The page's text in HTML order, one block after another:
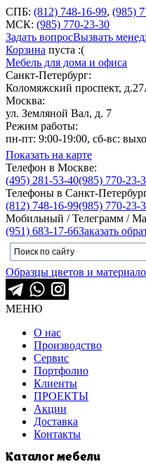
СПБ: (812) 748-16-99, (985)
МСК: (985) 770-23-30
Задать вопросВызвать
Корзина пуста :(
Мебель для дома и офиса
Санкт-Петербург:
Коломяжский проспект,
Москва:
ул. Земляной Вал, д. 7
Режим работы:
пн-пт: 9:00-19:00, сб-вс:
Показать на карте
Телефон в Москве:
(495) 281-53-40(985) 770-23-
Телефоны в Санкт-
(812) 748-16-99(985) 770-23-
Мобильный / Телеграмм /
(951) 683-17-66Заказать
Образцы цветов и
МЕНЮ
О нас
Производство
Сервис
Портфолио
Клиенты
ПРОЕКТЫ
Акции
Доставка
Контакты
Каталог мебели